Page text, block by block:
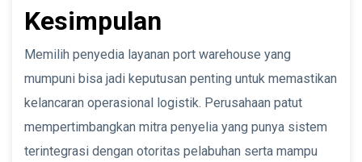
Kesimpulan
Memilih penyedia layanan port warehouse yang
mumpuni bisa jadi keputusan penting untuk memastikan
kelancaran operasional logistik. Perusahaan patut
mempertimbangkan mitra penyelia yang punya sistem
terintegrasi dengan otoritas pelabuhan serta mampu